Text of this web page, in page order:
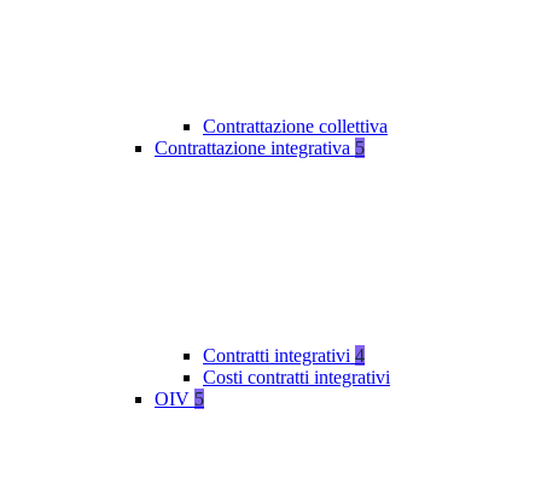
Contrattazione collettiva
Contrattazione integrativa 5
Contratti integrativi 4
Costi contratti integrativi
OIV 5